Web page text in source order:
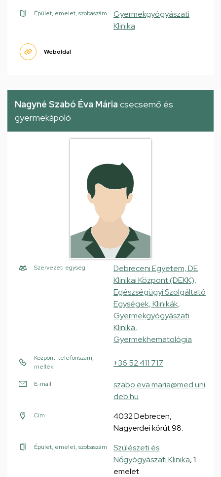
Épület, emelet, szobaszám
Gyermekgyógyászati
Klinika
Weboldal
Nagyné Szabó Éva Mária csecsemő és
gyermekápoló
Szervezeti egység
Debreceni Egyetem, DE
Klinikai Központ (DEKK),
Egészségügyi Szolgáltató
Egységek, Klinikák,
Gyermekgyógyászati
Klinika,
Gyermekhematológia
Központi telefonszám,
mellék
+36 52 411 717
E-mail
szabo.eva.maria@med.uni
deb.hu
Cím
4032 Debrecen,
Nagyerdei körút 98.
Épület, emelet, szobaszám
Szülészeti és
Nőgyógyászati Klinika, 1.
emelet